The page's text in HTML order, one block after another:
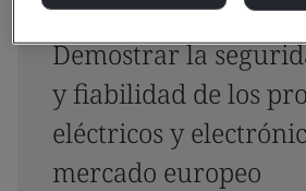
Demostrar la
y fiabilidad de los
eléctricos y
mercado europeo